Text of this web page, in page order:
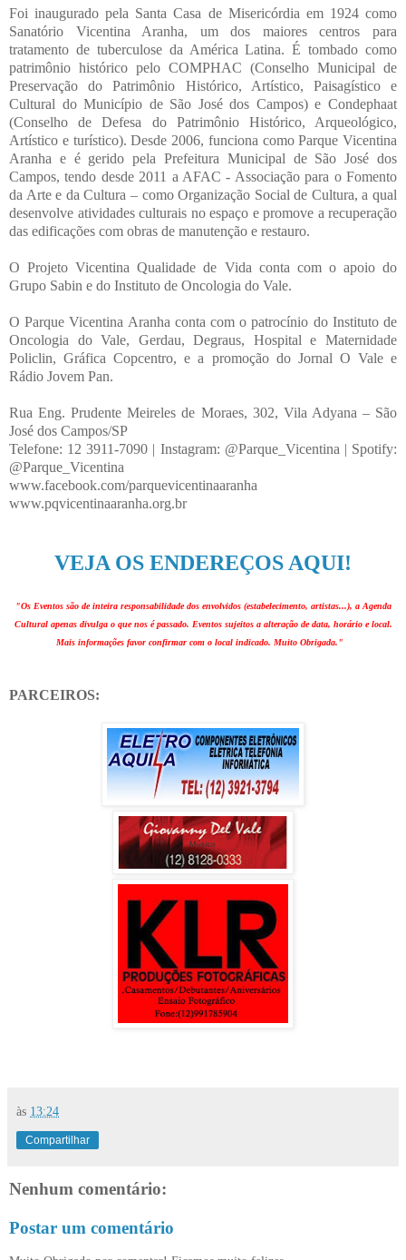
Foi inaugurado pela Santa Casa de Misericórdia em 1924 como
Sanatório Vicentina Aranha, um dos maiores centros para
tratamento de tuberculose da América Latina. É tombado como
patrimônio histórico pelo COMPHAC (Conselho Municipal de
Preservação do Patrimônio Histórico, Artístico, Paisagístico e
Cultural do Município de São José dos Campos) e Condephaat
(Conselho de Defesa do Patrimônio Histórico, Arqueológico,
Artístico e turístico). Desde 2006, funciona como Parque Vicentina
Aranha e é gerido pela Prefeitura Municipal de São José dos
Campos, tendo desde 2011 a AFAC - Associação para o Fomento
da Arte e da Cultura – como Organização Social de Cultura, a qual
desenvolve atividades culturais no espaço e promove a recuperação
das edificações com obras de manutenção e restauro.
O Projeto Vicentina Qualidade de Vida conta com o apoio do
Grupo Sabin e do Instituto de Oncologia do Vale.
O Parque Vicentina Aranha conta com o patrocínio do Instituto de
Oncologia do Vale, Gerdau, Degraus, Hospital e Maternidade
Policlin, Gráfica Copcentro, e a promoção do Jornal O Vale e
Rádio Jovem Pan.
Rua Eng. Prudente Meireles de Moraes, 302, Vila Adyana – São
José dos Campos/SP
Telefone: 12 3911-7090 | Instagram: @Parque_Vicentina | Spotify:
@Parque_Vicentina
www.facebook.com/parquevicentinaaranha
www.pqvicentinaaranha.org.br
VEJA OS ENDEREÇOS AQUI!
"Os Eventos são de inteira responsabilidade dos envolvidos (estabelecimento, artistas...), a Agenda
Cultural apenas divulga o que nos é passado. Eventos sujeitos a alteração de data, horário e local.
Mais informações favor confirmar com o local indicado. Muito Obrigada."
PARCEIROS:
às 13:24
Compartilhar
Nenhum comentário:
Postar um comentário